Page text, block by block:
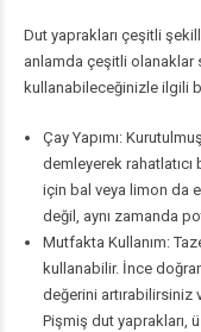
Dut yaprakları çeşitli
anlamda çeşitli olanaklar
kullanabileceğinizle ilgili
Çay Yapımı:
demleyerek
için bal veya limon da
değil, aynı zamanda
Mutfakta Kullanım:
kullanabilir. İnce
değerini
Pişmiş dut yaprakları,